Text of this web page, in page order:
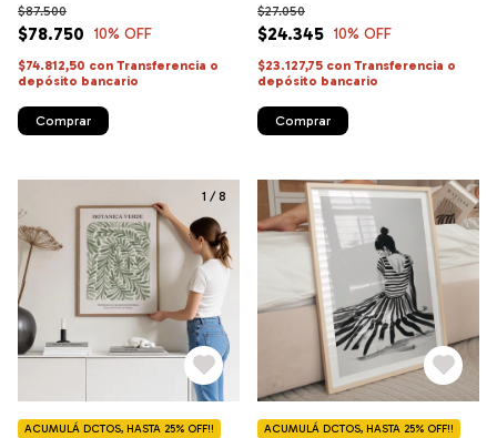
$78.750
$87.500
10% OFF
$74.812,50 con Transferencia o
depósito bancario
Comprar
$24.345
$27.050
10% OFF
$23.127,75 con Transferencia o
depósito bancario
Comprar
1 /8
ACUMULÁ DCTOS, HASTA 25% OFF!! ACUMULÁ DCTOS, HASTA 25% OFF!!